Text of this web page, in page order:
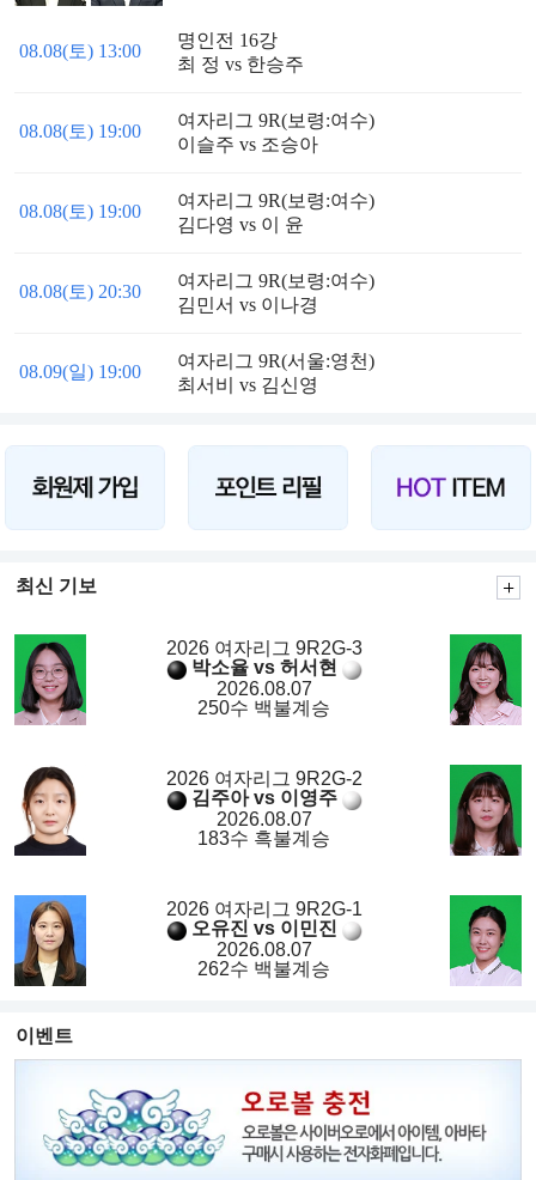
08.08(토) 13:00
명인전 16강
최 정 vs 한승주
08.08(토) 19:00
여자리그 9R(보령:여수)
이슬주 vs 조승아
08.08(토) 19:00
여자리그 9R(보령:여수)
김다영 vs 이 윤
08.08(토) 20:30
여자리그 9R(보령:여수)
김민서 vs 이나경
08.09(일) 19:00
여자리그 9R(서울:영천)
최서비 vs 김신영
최신 기보
2026 여자리그 9R2G-3
박소율 vs 허서현
2026.08.07
250수 백불계승
2026 여자리그 9R2G-2
김주아 vs 이영주
2026.08.07
183수 흑불계승
2026 여자리그 9R2G-1
오유진 vs 이민진
2026.08.07
262수 백불계승
이벤트